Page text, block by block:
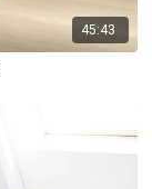
45:43